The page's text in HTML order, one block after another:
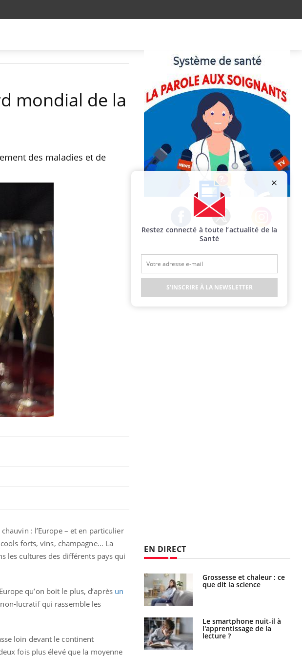
mondial de la
des maladies et de
: l’Europe – et en particulier
forts, vins, champagne… La
les cultures des différents pays qui
qu’on boit le plus, d’après un
lucratif qui rassemble les
loin devant le continent
fois plus élevé que la moyenne
Facebook Twitter Instagram
EN DIRECT
noyade grimpe-t-il ?
cancer ?
Grossesse et chaleur : ce
que dit la science
Le smartphone nuit-il à
l'apprentissage de la
lecture ?
Restez connecté à toute l’actualité de la
Santé
S'INSCRIRE À LA NEWSLETTER